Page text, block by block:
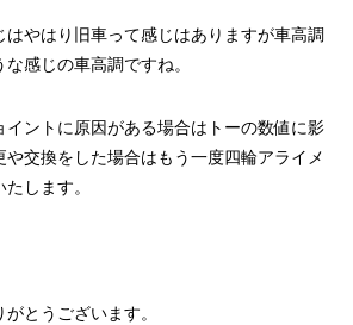
やはり旧車って感じはありますが車高調
感じの車高調ですね。
イントに原因がある場合はトーの数値に影
交換をした場合はもう一度四輪アライメ
します。
とうございます。